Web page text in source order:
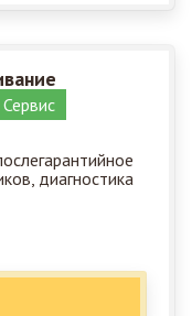
Сервис
диагностика